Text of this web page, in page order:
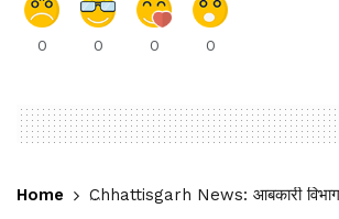
0 0 0 0
Home Chhattisgarh News: आबकारी विभाग